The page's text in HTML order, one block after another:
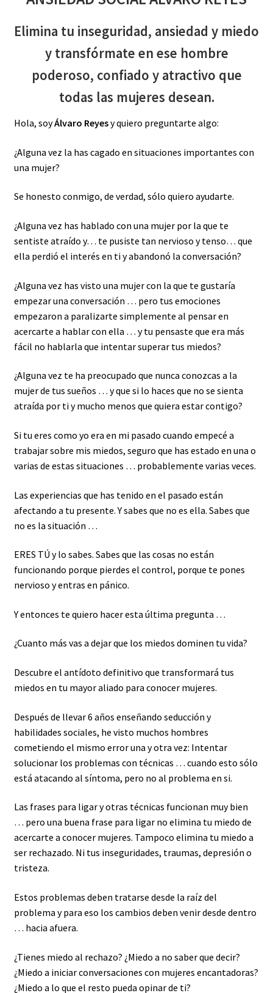
Elimina tu inseguridad, ansiedad y miedo
y transfórmate en ese hombre
poderoso, confiado y atractivo que
todas las mujeres desean.
Hola, soyÁlvaro Reyesy quiero preguntarte algo:
¿Alguna vez la has cagado en situaciones importantes con
una mujer?
Se honesto conmigo, de verdad, sólo quiero ayudarte.
¿Alguna vez has hablado con una mujer por la que te
sentiste atraído y… te pusiste tan nervioso y tenso… que
ella perdió el interés en ti y abandonó la conversación?
¿Alguna vez has visto una mujer con la que te gustaría
empezar una conversación … pero tus emociones
empezaron a paralizarte simplemente al pensar en
acercarte a hablar con ella … y tu pensaste que era más
fácil no hablarla que intentar superar tus miedos?
¿Alguna vez te ha preocupado que nunca conozcas a la
mujer de tus sueños … y que si lo haces que no se sienta
atraída por ti y mucho menos que quiera estar contigo?
Si tu eres como yo era en mi pasado cuando empecé a
trabajar sobre mis miedos, seguro que has estado en una o
varias de estas situaciones … probablemente varias veces.
Las experiencias que has tenido en el pasado están
afectando a tu presente. Y sabes que no es ella. Sabes que
no es la situación …
ERES TÚ y lo sabes. Sabes que las cosas no están
funcionando porque pierdes el control, porque te pones
nervioso y entras en pánico.
Y entonces te quiero hacer esta última pregunta …
¿Cuanto más vas a dejar que los miedos dominen tu vida?
Descubre el antídoto definitivo que transformará tus
miedos en tu mayor aliado para conocer mujeres.
Después de llevar 6 años enseñando seducción y
habilidades sociales, he visto muchos hombres
cometiendo el mismo error una y otra vez: Intentar
solucionar los problemas con técnicas … cuando esto sólo
está atacando al síntoma, pero no al problema en si.
Las frases para ligar y otras técnicas funcionan muy bien
… pero una buena frase para ligar no elimina tu miedo de
acercarte a conocer mujeres. Tampoco elimina tu miedo a
ser rechazado. Ni tus inseguridades, traumas, depresión o
tristeza.
Estos problemas deben tratarse desde la raíz del
problema y para eso los cambios deben venir desde dentro
… hacia afuera.
¿Tienes miedo al rechazo? ¿Miedo a no saber que decir?
¿Miedo a iniciar conversaciones con mujeres encantadoras?
¿Miedo a lo que el resto pueda opinar de ti?